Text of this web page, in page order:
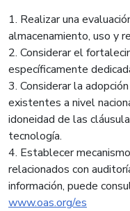
1. Realizar una
almacenamiento, uso y
2. Considerar el
específicamente
3. Considerar la
existentes a nivel
idoneidad de las
tecnología.
4. Establecer
relacionados con
información, puede
www.oas.org/es